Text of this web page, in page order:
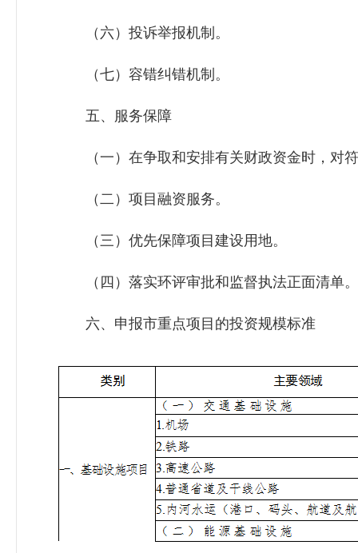
（六）投诉举报机制。
（七）容错纠错机制。
五、服务保障
（一）在争取和安排有关财政资金时，对符
（二）项目融资服务。
（三）优先保障项目建设用地。
（四）落实环评审批和监督执法正面清单。
六、申报市重点项目的投资规模标准